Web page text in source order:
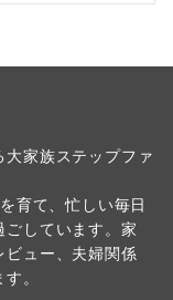
家族ステップファ
育て、忙しい毎日
ごしています。家
ビュー、夫婦関係
。